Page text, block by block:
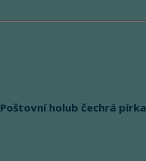
Poštovní holub čechrá pírka